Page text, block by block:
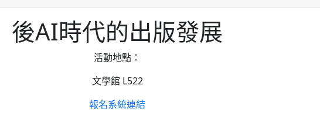
後AI時代的出版發展
活動地點：
文學館 L522
報名系統連結